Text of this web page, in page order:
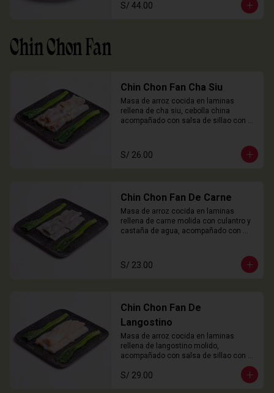
S/ 44.00
Chin Chon Fan
Chin Chon Fan Cha Siu
Masa de arroz cocida en laminas
rellena de cha siu, cebolla china
acompañado con salsa de sillao con
S/ 26.00
Chin Chon Fan De Carne
Masa de arroz cocida en laminas
rellena de carne molida con culantro y
castaña de agua, acompañado con
3 Unidades
S/ 23.00
Chin Chon Fan De
Langostino
Masa de arroz cocida en laminas
rellena de langostino molido,
acompañado con salsa de sillao con
3 Unidades
S/ 29.00